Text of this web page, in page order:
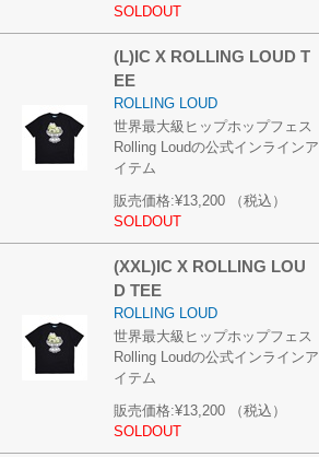
SOLDOUT
(L)IC X ROLLING LOUD T
EE
ROLLING LOUD
世界最大級ヒップホップフェス
Rolling Loudの公式インラインア
イテム
販売価格:¥13,200
（税込）
SOLDOUT
(XXL)IC X ROLLING LOU
D TEE
ROLLING LOUD
世界最大級ヒップホップフェス
Rolling Loudの公式インラインア
イテム
販売価格:¥13,200
（税込）
SOLDOUT